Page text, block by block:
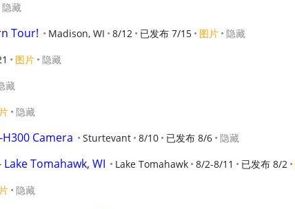
隐藏
Tour! Madison, WI 8/12 已发布 7/15 图片 隐藏
图片 隐藏
藏
隐藏
Camera Sturtevant 8/10 已发布 8/6 隐藏
Tomahawk, WI Lake Tomahawk 8/2-8/11 已发布 8/2
隐藏